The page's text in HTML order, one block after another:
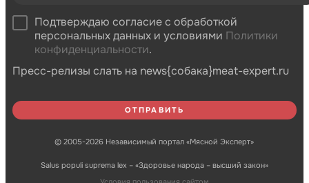
Подтверждаю согласие с обработкой
персональных данных и условиями Политики
конфиденциальности.
Пресс-релизы слать на news{собака}meat-expert.ru
© 2005-2026 Независимый портал «Мясной Эксперт»
Salus populi suprema lex – «Здоровье народа – высший закон»